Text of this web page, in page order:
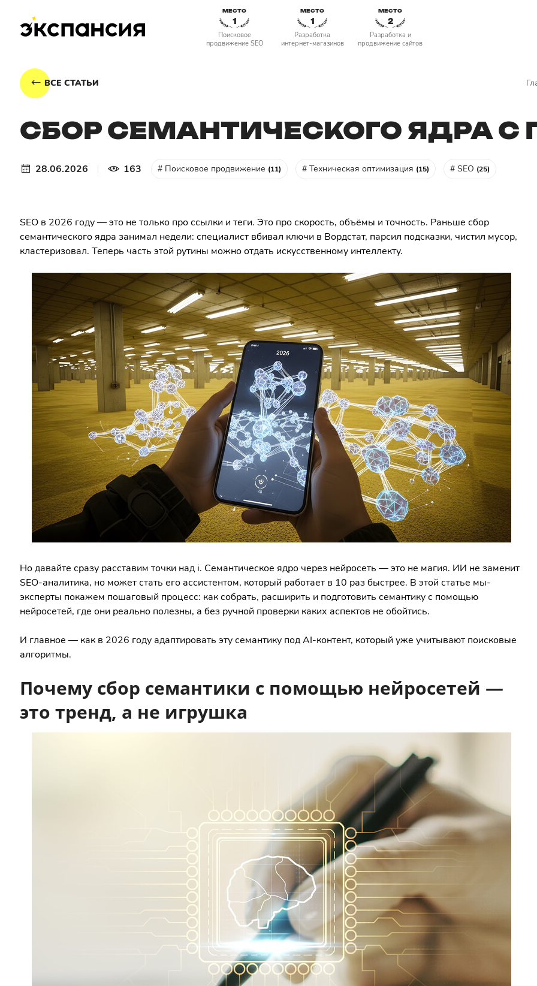
МЕСТО
1
Поисковое
продвижение SEO
МЕСТО
1
Разработка
интернет-магазинов
МЕСТО
2
Разработка и
продвижение сайтов
ВСЕ СТАТЬИ
СБОР СЕМАНТИЧЕСКОГО ЯДРА
28.06.2026 163 # Поисковое продвижение (11) # Техническая оптимизация (15) # SEO (25)
SEO в 2026 году — это не только про ссылки и теги. Это про скорость, объёмы и точность. Раньше сбор
семантического ядра занимал недели: специалист вбивал ключи в Вордстат, парсил подсказки, чистил мусор,
кластеризовал. Теперь часть этой рутины можно отдать искусственному интеллекту.
Но давайте сразу расставим точки над i. Семантическое ядро через нейросеть — это не магия. ИИ не заменит
SEO-аналитика, но может стать его ассистентом, который работает в 10 раз быстрее. В этой статье мы-
эксперты покажем пошаговый процесс: как собрать, расширить и подготовить семантику с помощью
нейросетей, где они реально полезны, а без ручной проверки каких аспектов не обойтись.
И главное — как в 2026 году адаптировать эту семантику под AI-контент, который уже учитывают поисковые
алгоритмы.
Почему сбор семантики с помощью нейросетей —
это тренд, а не игрушка